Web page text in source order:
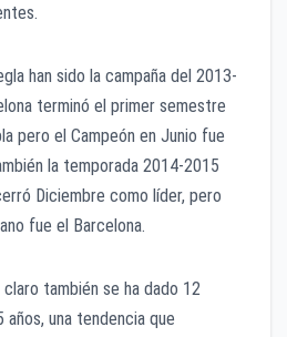
han sido la campaña del 2013-
terminó el primer semestre
pero el Campeón en Junio fue
la temporada 2014-2015
Diciembre como líder, pero
fue el Barcelona.
también se ha dado 12
una tendencia que